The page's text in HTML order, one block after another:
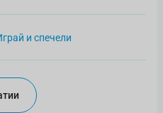
и спечели